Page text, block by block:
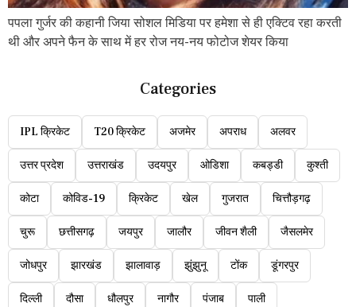
पपला गुर्जर की कहानी जिया सोशल मिडिया पर हमेशा से ही एक्टिव रहा करती
थी और अपने फैन के साथ में हर रोज नय-नय फोटोज शेयर किया
Categories
IPL क्रिकेट T20 क्रिकेट अजमेर अपराध अलवर
उत्तर प्रदेश उत्तराखंड उदयपुर ओडिशा कबड्डी कुश्ती
कोटा कोविड-19 क्रिकेट खेल गुजरात चित्तौड़गढ़
चुरू छत्तीसगढ़ जयपुर जालौर जीवन शैली जैसलमेर
जोधपुर झारखंड झालावाड़ झुंझुनू टोंक डूंगरपुर
दिल्ली दौसा धौलपुर नागौर पंजाब पाली